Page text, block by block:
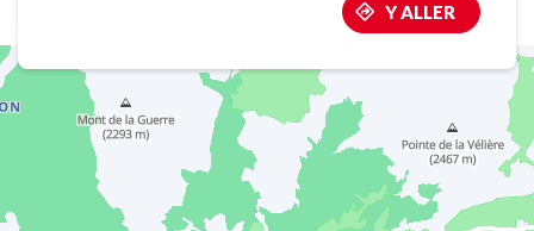
Y ALLER